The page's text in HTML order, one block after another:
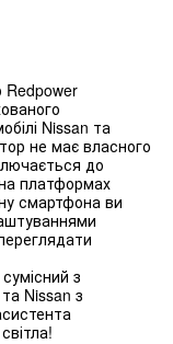
Redpower
Nissan та
не має власного
до
платформах
смартфона ви
з
Nissan з